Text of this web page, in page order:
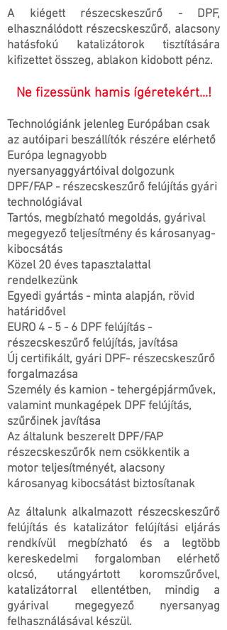
A kiégett részecskeszűrő - DPF,
elhasználódott részecskeszűrő, alacsony
hatásfokú katalizátorok tisztítására
kifizettet összeg, ablakon kidobott pénz.
Ne fizessünk hamis ígéretekért...!
Technológiánk jelenleg Európában csak
az autóipari beszállítók részére elérhető
Európa legnagyobb
nyersanyaggyártóival dolgozunk
DPF/FAP - részecskeszűrő felújítás gyári
technológiával
Tartós, megbízható megoldás, gyárival
megegyező teljesítmény és károsanyag-
kibocsátás
Közel 20 éves tapasztalattal
rendelkezünk
Egyedi gyártás - minta alapján, rövid
határidővel
EURO 4 - 5 - 6 DPF felújítás -
részecskeszűrő felújítás, javítása
Új certifikált, gyári DPF- részecskeszűrő
forgalmazása
Személy és kamion - tehergépjárművek,
valamint munkagépek DPF felújítás,
szűrőinek javítása
Az általunk beszerelt DPF/FAP
részecskeszűrők nem csökkentik a
motor teljesítményét, alacsony
károsanyag kibocsátást biztosítanak
Az általunk alkalmazott részecskeszűrő
felújítás és katalizátor felújítási eljárás
rendkívül megbízható és a legtöbb
kereskedelmi forgalomban elérhető
olcsó, utángyártott koromszűrővel,
katalizátorral ellentétben, mindig a
gyárival megegyező nyersanyag
felhasználásával készül.